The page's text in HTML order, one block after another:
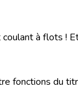
à flots !
fonctions du